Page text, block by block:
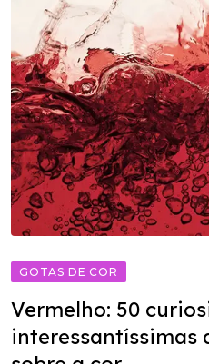
GOTAS DE COR
Vermelho: 50
interessantíssimas